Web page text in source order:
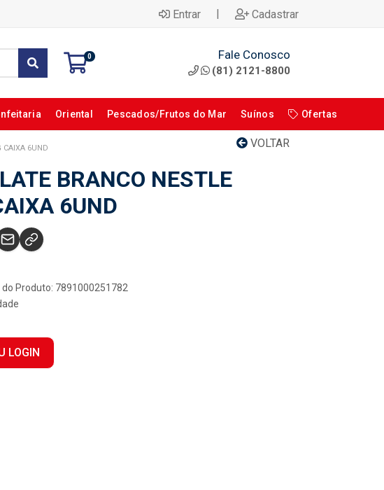
Entrar | Cadastrar
0 Fale Conosco
(81) 2121-8800
Oriental Pescados/Frutos do Mar Suínos Ofertas
VOLTAR
CAIXA 6UND
BRANCO NESTLE
6UND
Produto: 7891000251782
LOGIN